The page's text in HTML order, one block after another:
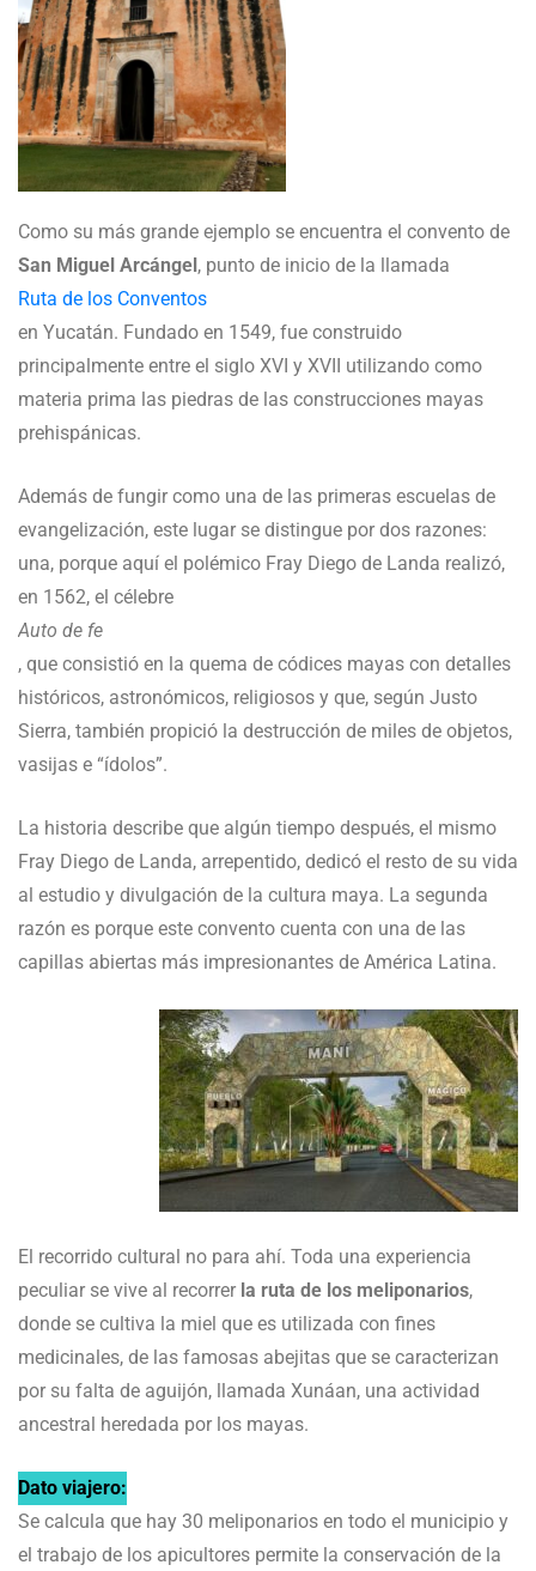
Como su más grande ejemplo se encuentra el convento de
San Miguel Arcángel , punto de inicio de la llamada
Ruta de los Conventos
en Yucatán. Fundado en 1549, fue construido
principalmente entre el siglo XVI y XVII utilizando como
materia prima las piedras de las construcciones mayas
prehispánicas.
Además de fungir como una de las primeras escuelas de
evangelización, este lugar se distingue por dos razones:
una, porque aquí el polémico Fray Diego de Landa realizó,
en 1562, el célebre
Auto de fe
, que consistió en la quema de códices mayas con detalles
históricos, astronómicos, religiosos y que, según Justo
Sierra, también propició la destrucción de miles de objetos,
vasijas e “ídolos”.
La historia describe que algún tiempo después, el mismo
Fray Diego de Landa, arrepentido, dedicó el resto de su vida
al estudio y divulgación de la cultura maya. La segunda
razón es porque este convento cuenta con una de las
capillas abiertas más impresionantes de América Latina.
El recorrido cultural no para ahí. Toda una experiencia
peculiar se vive al recorrer la ruta de los meliponarios,
donde se cultiva la miel que es utilizada con fines
medicinales, de las famosas abejitas que se caracterizan
por su falta de aguijón, llamada Xunáan, una actividad
ancestral heredada por los mayas.
Dato viajero:
Se calcula que hay 30 meliponarios en todo el municipio y
el trabajo de los apicultores permite la conservación de la